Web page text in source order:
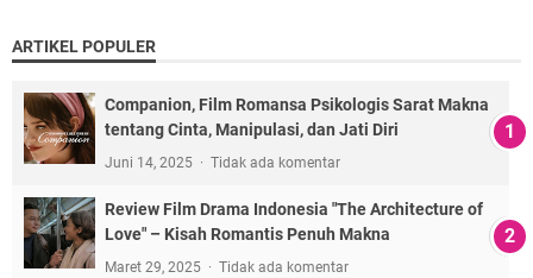
ARTIKEL POPULER
Companion, Film Romansa Psikologis Sarat Makna
tentang Cinta, Manipulasi, dan Jati Diri
Juni 14, 2025 Tidak ada komentar
Review Film Drama Indonesia "The Architecture of
Love" – Kisah Romantis Penuh Makna
Maret 29, 2025 Tidak ada komentar